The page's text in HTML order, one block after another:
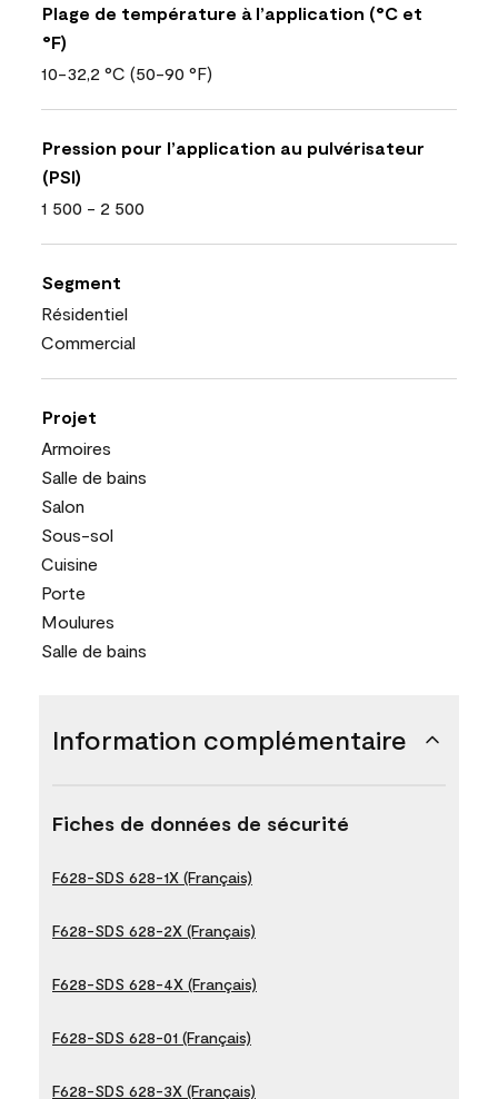
Plage de température à l’application (°C et
°F)
10-32,2 °C (50-90 °F)
Pression pour l’application au pulvérisateur
(PSI)
1 500 - 2 500
Segment
Résidentiel
Commercial
Projet
Armoires
Salle de bains
Salon
Sous-sol
Cuisine
Porte
Moulures
Salle de bains
Information complémentaire
Fiches de données de sécurité
F628-SDS 628-1X (Français)
F628-SDS 628-2X (Français)
F628-SDS 628-4X (Français)
F628-SDS 628-01 (Français)
F628-SDS 628-3X (Français)